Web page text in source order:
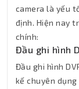
camera là yếu
định. Hiện nay
chính:
Đầu ghi hình
Đầu ghi hình
kế chuyên